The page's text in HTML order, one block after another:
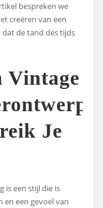
bespreken we
creëren van een
de tand des tijds
Vintage
Je
is een stijl die is
en een gevoel van